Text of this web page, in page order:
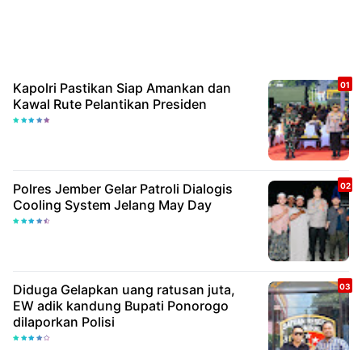
Kapolri Pastikan Siap Amankan dan
Kawal Rute Pelantikan Presiden
Polres Jember Gelar Patroli Dialogis
Cooling System Jelang May Day
Diduga Gelapkan uang ratusan juta,
EW adik kandung Bupati Ponorogo
dilaporkan Polisi